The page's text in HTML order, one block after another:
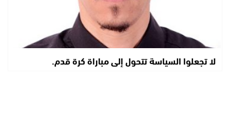
لا تجعلوا السياسة تتحول إلى مباراة كرة قدم.